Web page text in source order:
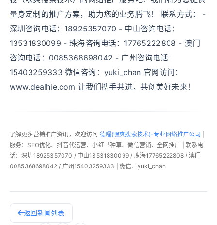
量身定制的推广方案，助力您的业务腾飞！ 联系方式： -
深圳咨询电话：18925357070 - 中山咨询电话：
13531830099 - 珠海咨询电话：17765222808 - 澳门
咨询电话：0085368698042 - 广州咨询电话：
15403259333 微信咨询：yuki_chan 官网访问：
www.dealhie.com 让我们携手共进，共创美好未来！
了解更多营销推广资讯，欢迎访问 德曜(嘿爽搜索技术)-专业网络推广公司
服务：SEO优化、抖音代运营、小红书种草、微信营销、全网推广 | 联系电
话：深圳18925357070 / 中山13531830099 / 珠海17765222808 / 澳门
0085368698042 / 广州15403259333 | 微信：yuki_chan
返回新闻列表